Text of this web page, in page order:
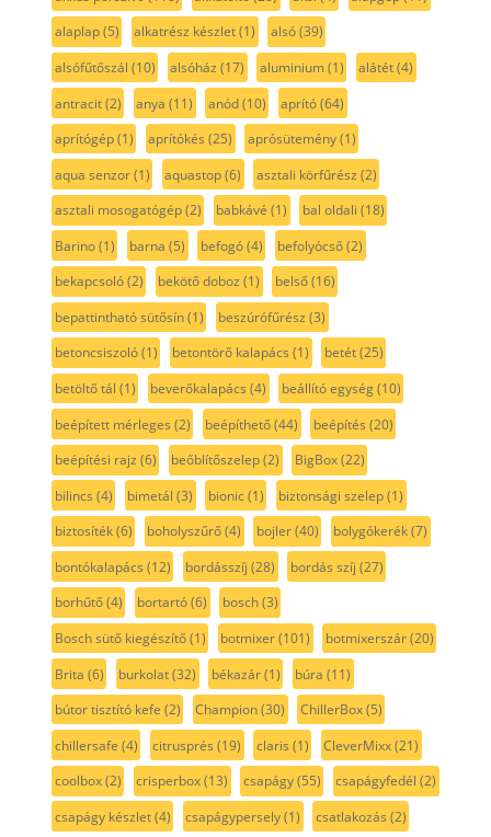
alaplap(5) alkatrész készlet(1) alsó(39)
alsófűtőszál (10) alsóház (17) aluminium(1) alátét(4)
antracit(2) anya (11) anód(10) aprító(64)
aprítógép(1) aprítókés (25) aprósütemény(1)
aqua senzor(1) aquastop(6) asztali körfűrész (2)
asztali mosogatógép(2) babkávé (1) bal oldali (18)
Barino(1) barna (5) befogó(4) befolyócső(2)
bekapcsoló(2) bekötő doboz (1) belső(16)
bepattintható sütősín(1) beszúrófűrész (3)
betoncsiszoló(1) betontörő kalapács (1) betét(25)
betöltő tál (1) beverőkalapács (4) beállító egység(10)
beépített mérleges (2) beépíthető(44) beépítés (20)
beépítési rajz (6) beőblítőszelep(2) BigBox(22)
bilincs (4) bimetál (3) bionic(1) biztonsági szelep(1)
biztosíték(6) boholyszűrő(4) bojler(40) bolygókerék(7)
bontókalapács (12) bordásszíj (28) bordás szíj (27)
borhűtő(4) bortartó(6) bosch(3)
Bosch sütő kiegészítő(1) botmixer(101) botmixerszár(20)
Brita (6) burkolat(32) békazár(1) búra (11)
bútor tisztító kefe (2) Champion(30) ChillerBox(5)
chillersafe (4) citrusprés (19) claris (1) CleverMixx(21)
coolbox(2) crisperbox(13) csapágy(55) csapágyfedél (2)
csapágy készlet(4) csapágypersely(1) csatlakozás (2)